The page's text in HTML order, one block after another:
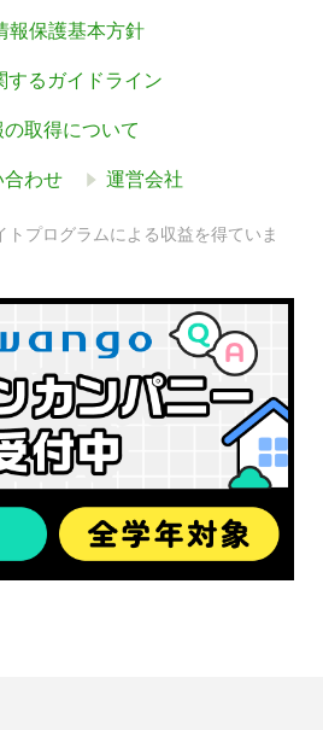
報保護基本方針
するガイドライン
取得について
合わせ 運営会社
プログラムによる収益を得ていま